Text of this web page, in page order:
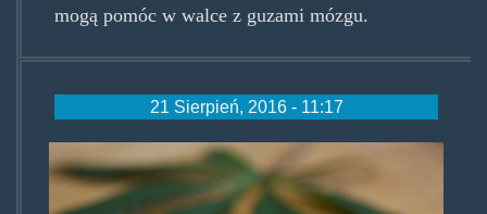
mogą pomóc w walce z guzami mózgu.
21 Sierpień, 2016 - 11:17
mjpills.jpg